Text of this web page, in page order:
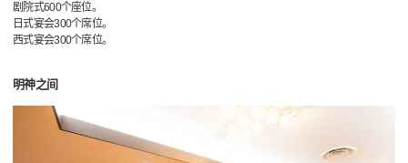
剧院式600个座位。
日式宴会300个席位。
西式宴会300个席位。
明神之间